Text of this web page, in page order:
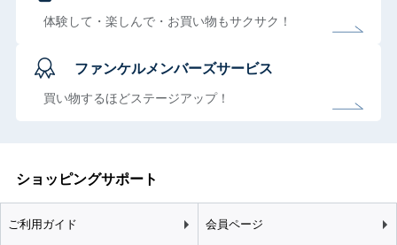
体験して・楽しんで・お買い物もサクサク！
ファンケルメンバーズサービス
買い物するほどステージアップ！
ショッピングサポート
ご利用ガイド 会員ページ